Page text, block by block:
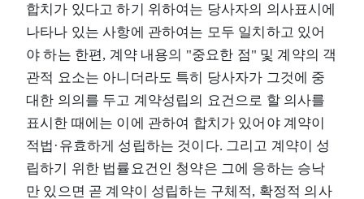
합치가 있다고 하기 위하여는 당사자의 의사표시에
나타나 있는 사항에 관하여는 모두 일치하고 있어
야 하는 한편, 계약 내용의 "중요한 점" 및 계약의 객
관적 요소는 아니더라도 특히 당사자가 그것에 중
대한 의의를 두고 계약성립의 요건으로 할 의사를
표시한 때에는 이에 관하여 합치가 있어야 계약이
적법·유효하게 성립하는 것이다. 그리고 계약이 성
립하기 위한 법률요건인 청약은 그에 응하는 승낙
만 있으면 곧 계약이 성립하는 구체적, 확정적 의사